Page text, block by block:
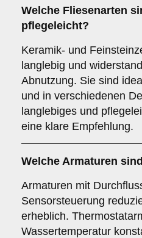
Welche Fliesenarten
pflegeleicht?
Keramik- und
langlebig und
Abnutzung. Sie sind
und in verschiedenen
langlebiges und
eine klare Empfehlung.
Welche Armaturen
Armaturen mit
Sensorsteuerung
erheblich.
Wassertemperatur